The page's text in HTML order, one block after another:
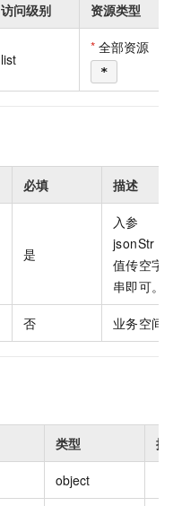
访问级别 资源类型
list
* 全部资源
*
必填 描述
是
入参
jsonStr 的
值传空字
串即可。
否 业务空间
类型 描
object